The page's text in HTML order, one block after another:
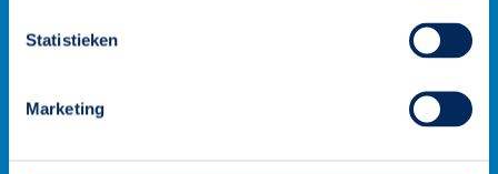
Statistieken
Marketing
Wij staan voor je klaar
Onze klantenteams zijn verdeeld over vier rayons en worden